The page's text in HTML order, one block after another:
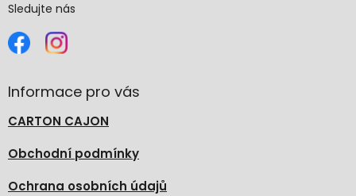
Sledujte nás
Informace pro vás
CARTON CAJON
Obchodní podmínky
Ochrana osobních údajů